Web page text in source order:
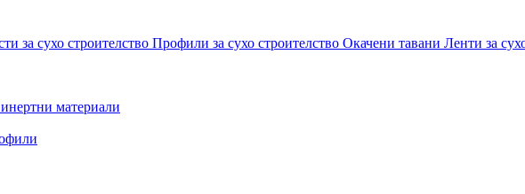
за сухо строителство Профили за сухо строителство Окачени тавани Ленти за
материали